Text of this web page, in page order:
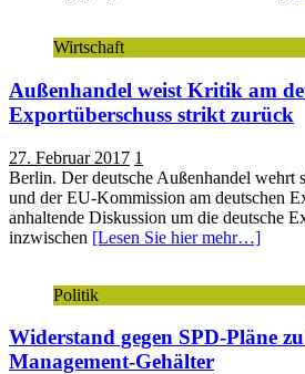
Wirtschaft
Außenhandel weist Kritik am
Exportüberschuss strikt zurück
27. Februar 2017 1
Berlin. Der deutsche Außenhandel wehrt
und der EU-Kommission am deutschen
anhaltende Diskussion um die deutsche
inzwischen [Lesen Sie hier mehr…]
Politik
Widerstand gegen SPD-Pläne
Management-Gehälter